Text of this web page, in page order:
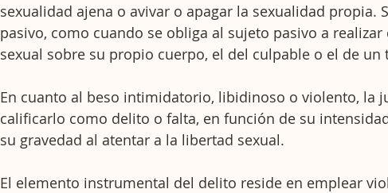
sexualidad ajena o avivar o apagar la sexualidad propia.
pasivo, como cuando se obliga al sujeto pasivo a
sexual sobre su propio cuerpo, el del culpable o el de un
En cuanto al beso intimidatorio, libidinoso o violento, la
calificarlo como delito o falta, en función de su
su gravedad al atentar a la libertad sexual.
El elemento instrumental del delito reside en emplear